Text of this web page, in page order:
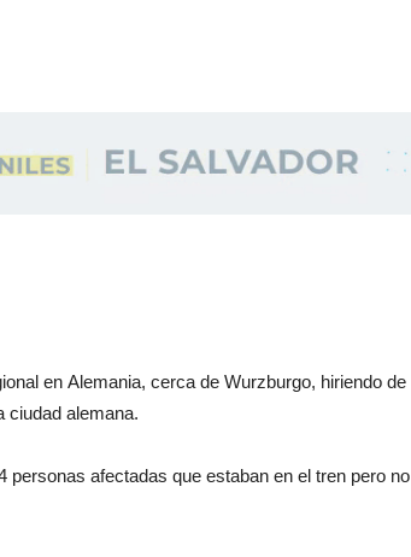
en Alemania, cerca de Wurzburgo, hiriendo de
ciudad alemana.
afectadas que estaban en el tren pero no